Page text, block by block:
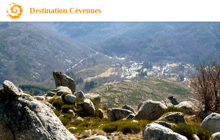
Destination Cévennes
Entre Dourbies et St-Guiral - VTT n°5
Vue vers le St Guiral pris du Suquet - Michel Monnot